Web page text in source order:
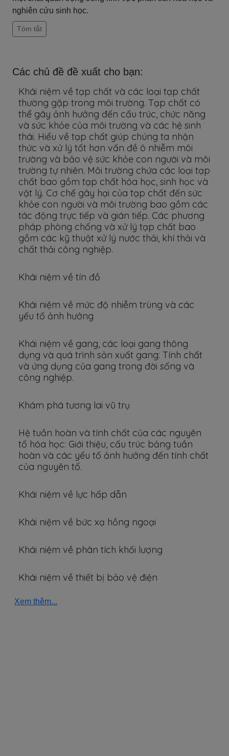
nghiên cứu sinh học.
Tóm tắt
Các chủ đề đề xuất cho bạn:
Khái niệm về tạp chất và các loại tạp chất
thường gặp trong môi trường. Tạp chất có
thể gây ảnh hưởng đến cấu trúc, chức năng
và sức khỏe của môi trường và các hệ sinh
thái. Hiểu về tạp chất giúp chúng ta nhận
thức và xử lý tốt hơn vấn đề ô nhiễm môi
trường và bảo vệ sức khỏe con người và môi
trường tự nhiên. Môi trường chứa các loại tạp
chất bao gồm tạp chất hóa học, sinh học và
vật lý. Cơ chế gây hại của tạp chất đến sức
khỏe con người và môi trường bao gồm các
tác động trực tiếp và gián tiếp. Các phương
pháp phòng chống và xử lý tạp chất bao
gồm các kỹ thuật xử lý nước thải, khí thải và
chất thải công nghiệp.
Khái niệm về tín đồ
Khái niệm về mức độ nhiễm trùng và các
yếu tố ảnh hưởng
Khái niệm về gang, các loại gang thông
dụng và quá trình sản xuất gang: Tính chất
và ứng dụng của gang trong đời sống và
công nghiệp.
Khám phá tương lai vũ trụ
Hệ tuần hoàn và tính chất của các nguyên
tố hóa học: Giới thiệu, cấu trúc bảng tuần
hoàn và các yếu tố ảnh hưởng đến tính chất
của nguyên tố.
Khái niệm về lực hấp dẫn
Khái niệm về bức xạ hồng ngoại
Khái niệm về phân tích khối lượng
Khái niệm về thiết bị bảo vệ điện
Xem thêm...